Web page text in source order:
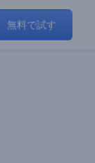
無料で試す